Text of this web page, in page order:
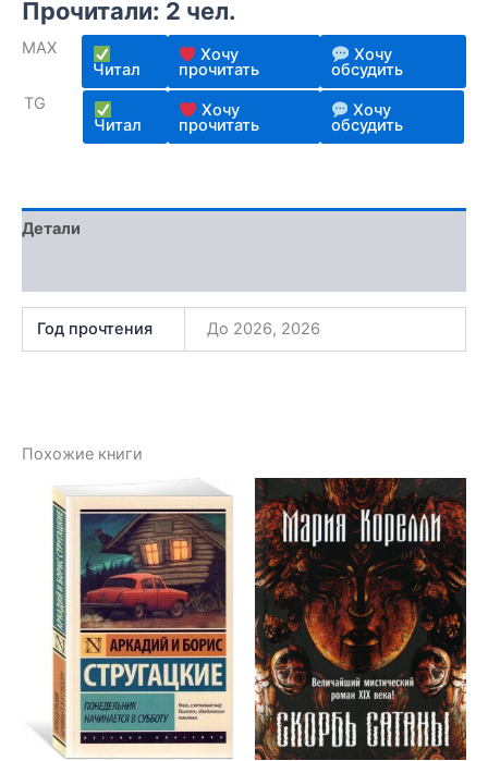
5.00из 5
на основе
опроса
пользователя
Прочитали: 2 чел.
MAX
Читал
Хочу
прочитать
Хочу
обсудить
TG
Читал
Хочу
прочитать
Хочу
обсудить
Детали
Год прочтения До 2026, 2026
Похожие книги